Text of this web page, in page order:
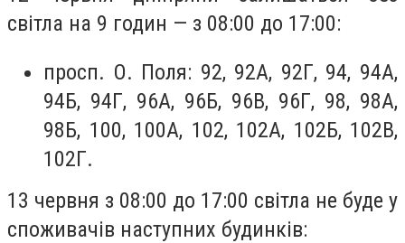
світла на 9 годин — з 08:00 до 17:00:
просп. О. Поля: 92, 92А, 92Г, 94, 94А,
94Б, 94Г, 96А, 96Б, 96В, 96Г, 98, 98А,
98Б, 100, 100А, 102, 102А, 102Б, 102В,
102Г.
13 червня з 08:00 до 17:00 світла не буде у
споживачів наступних будинків: